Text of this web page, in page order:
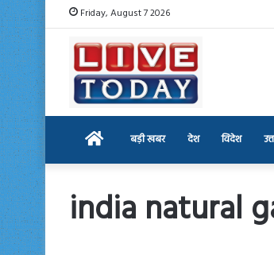
Friday, August 7 2026
Home बड़ी खबर देश विदेश
india natural